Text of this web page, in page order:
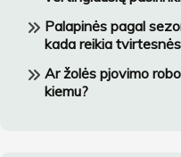
Palapinės pagal
kada reikia
Ar žolės pjovimo
kiemu?